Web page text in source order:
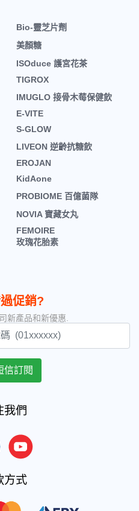
Bio-靈芝片劑
美顏糖
ISOduce 護宮花茶
TIGROX
IMUGLO 接骨木莓保健飲
E-VITE
S-GLOW
LIVEON 逆齡抗糖飲
EROJAN
KidAone
PROBIOME 百億菌隊
NOVIA 寶藏女丸
FEMOIRE
玫瑰花胎素
促銷?
新產品和新優惠.
我們
方式